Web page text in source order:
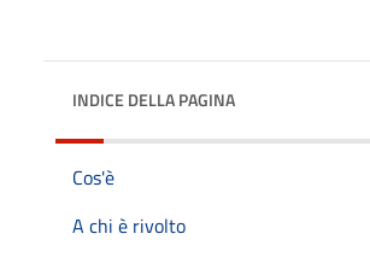
INDICE DELLA PAGINA
Cos'è
A chi è rivolto